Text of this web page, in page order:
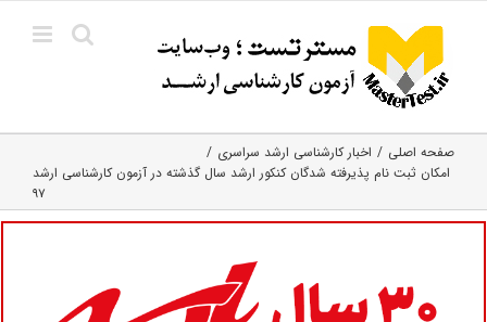
content
صفحه اصلی
اخبار کارشناسی ارشد سراسری
امکان ثبت نام پذیرفته شدگان کنکور ارشد سال گذشته در آزمون کارشناسی ارشد
۹۷